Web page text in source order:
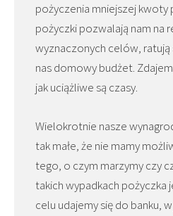
pożyczenia mniejszej kwoty
pożyczki pozwalają nam na
wyznaczonych celów,
nas domowy budżet.
jak uciążliwe są czasy.
Wielokrotnie nasze
tak małe, że nie mamy
tego, o czym marzymy czy
takich wypadkach pożyczka
celu udajemy się do banku,